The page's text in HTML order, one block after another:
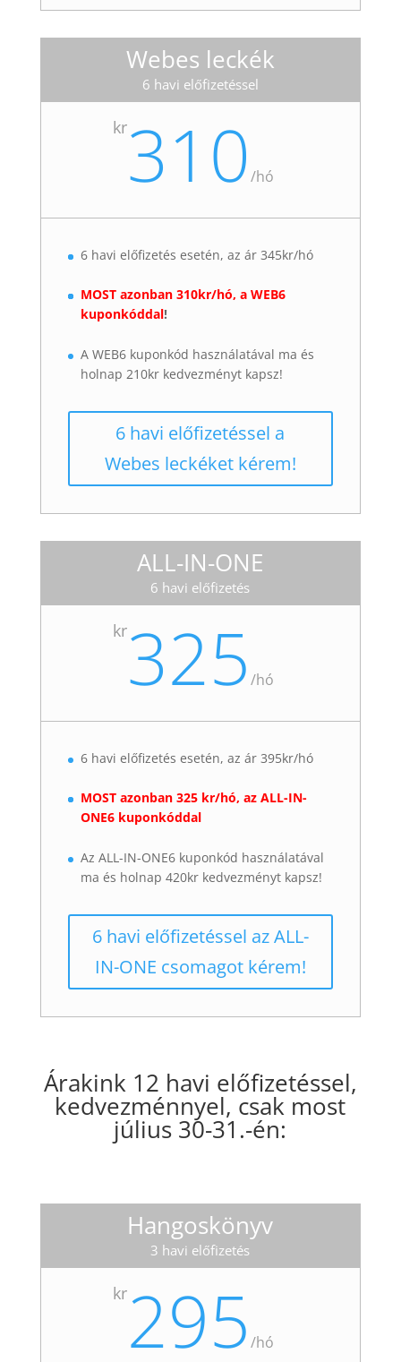
Webes leckék
6 havi előfizetéssel
kr310 /hó
6 havi előfizetés esetén, az ár 345kr/hó
MOST azonban 310kr/hó, a WEB6
kuponkóddal!
A WEB6 kuponkód használatával ma és
holnap 210kr kedvezményt kapsz!
6 havi előfizetéssel a
Webes leckéket kérem!
ALL-IN-ONE
6 havi előfizetés
kr325 /hó
6 havi előfizetés esetén, az ár 395kr/hó
MOST azonban 325 kr/hó, az ALL-IN-
ONE6 kuponkóddal
Az ALL-IN-ONE6 kuponkód használatával
ma és holnap 420kr kedvezményt kapsz!
6 havi előfizetéssel az ALL-
IN-ONE csomagot kérem!
Árakink 12 havi előfizetéssel,
kedvezménnyel, csak most
július 30-31.-én:
Hangoskönyv
3 havi előfizetés
kr295 /hó